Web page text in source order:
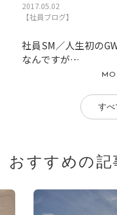
2017.05.02
【社員ブログ】
社員SM／人生初の
なんですが…
すべ
おすすめの記